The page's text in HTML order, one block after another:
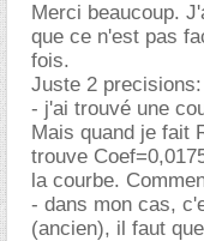
Merci beaucoup.
que ce n'est pas
fois.
Juste 2 precisions:
- j'ai trouvé une
Mais quand je fait
trouve
la courbe.
- dans mon cas,
(ancien), il faut